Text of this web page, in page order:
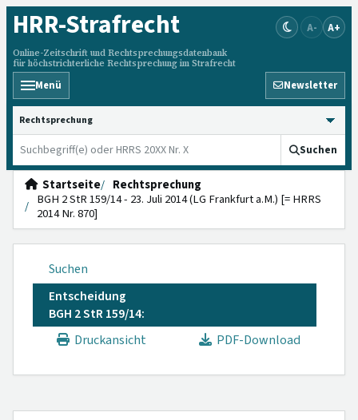
HRR-Strafrecht
Online-Zeitschrift und Rechtsprechungsdatenbank
für höchstrichterliche Rechtsprechung im Strafrecht
A- A+
Menü Newsletter
HRRS durchsuchen
Suchen
Startseite
Rechtsprechung
BGH 2 StR 159/14 - 23. Juli 2014 (LG Frankfurt a.M.) [= HRRS
2014 Nr. 870]
Suchen
Entscheidung
BGH 2 StR 159/14:
Druckansicht
PDF-Download